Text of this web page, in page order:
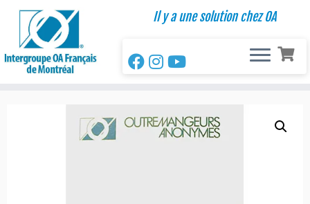
Passer
contenu
Il y a une solution chez OA